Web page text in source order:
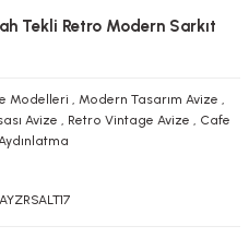
Tekli Retro Modern Sarkıt
Modelleri , Modern Tasarım Avize ,
Avize , Retro Vintage Avize , Cafe